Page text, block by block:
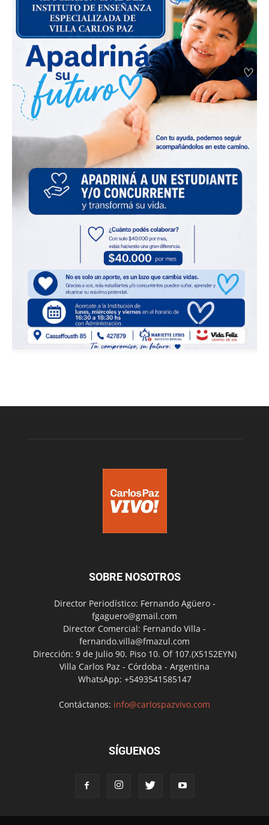
SOBRE NOSOTROS
Director Periodístico: Fernando Agüero -
fgaguero@gmail.com
Director Comercial: Fernando Villa -
fernando.villa@fmazul.com
Dirección: 9 de Julio 90. Piso 10. Of 107.(X5152EYN)
Villa Carlos Paz - Córdoba - Argentina
WhatsApp: +5493541585147
Contáctanos: info@carlospazvivo.com
SÍGUENOS